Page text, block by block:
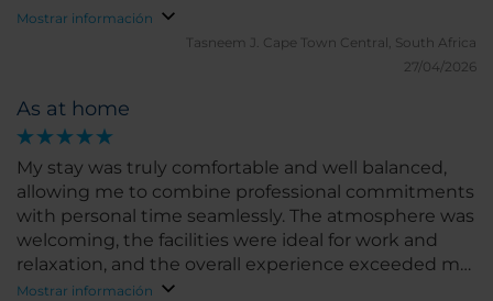
Mostrar información
Tasneem J. Cape Town Central, South Africa
27/04/2026
As at home
My stay was truly comfortable and well balanced,
allowing me to combine professional commitments
with personal time seamlessly. The atmosphere was
welcoming, the facilities were ideal for work and
relaxation, and the overall experience exceeded my
expectations. I would gladly return and highly
Mostrar información